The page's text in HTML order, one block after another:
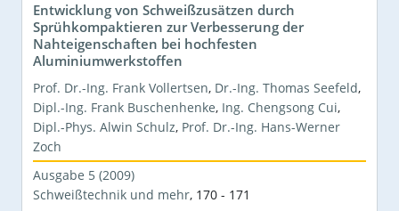
Entwicklung von Schweißzusätzen durch
Sprühkompaktieren zur Verbesserung der
Nahteigenschaften bei hochfesten
Aluminiumwerkstoffen
Prof. Dr.-Ing. Frank Vollertsen, Dr.-Ing. Thomas Seefeld,
Dipl.-Ing. Frank Buschenhenke, Ing. Chengsong Cui,
Dipl.-Phys. Alwin Schulz, Prof. Dr.-Ing. Hans-Werner
Zoch
Ausgabe 5 (2009)
Schweißtechnik und mehr, 170 - 171